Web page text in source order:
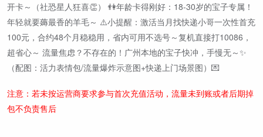
开卡～（社恐星人狂喜👏） 👫年龄卡得刚好：18-30岁的宝子专属！
年轻就要薅最香的羊毛～ ⚠️小提醒：激活当月找快递小哥一次性首充
100元，合约48个月稳稳用，省内可用不选号～复机直接打10086，
超省心～ 流量焦虑？不存在的！广州本地的宝子快冲，手慢无～✨
（配图：活力表情包/流量爆炸示意图+快递上门场景图）💌
注意：若未按运营商要求参与首次充值活动，流量未到账或者后期掉
包不负责售后